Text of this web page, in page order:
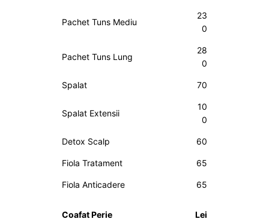
Pachet Tuns Mediu
23
0
Pachet Tuns Lung
28
0
Spalat 70
Spalat Extensii
10
0
Detox Scalp 60
Fiola Tratament 65
Fiola Anticadere 65
Coafat Perie Lei